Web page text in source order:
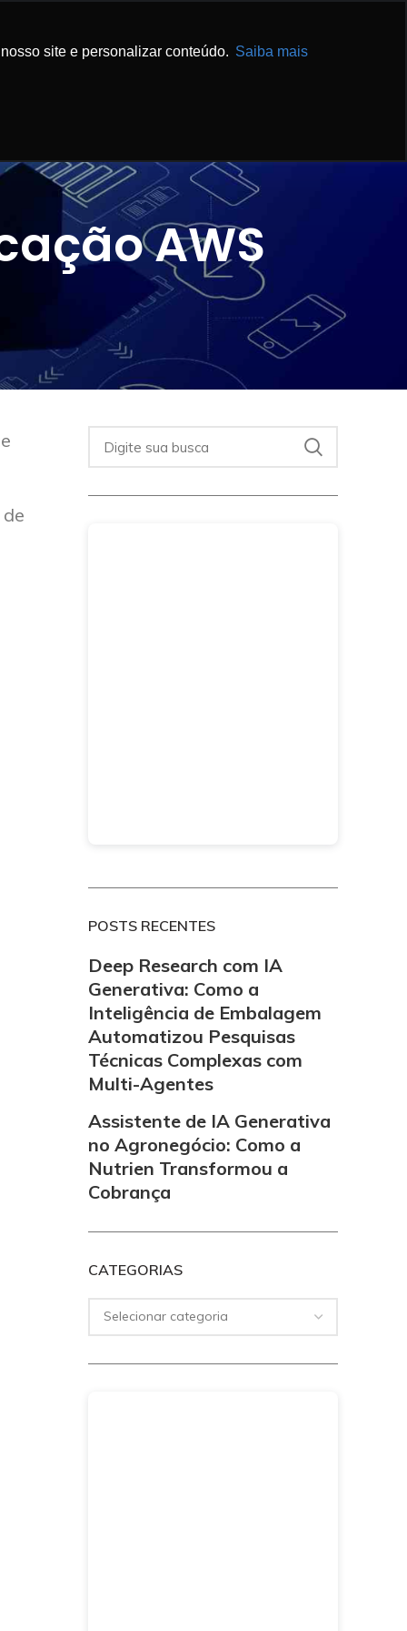
site e personalizar conteúdo. Saiba mais
AWS
POSTS RECENTES
Deep Research com IA
Generativa: Como a
Inteligência de Embalagem
Automatizou Pesquisas
Técnicas Complexas com
Multi-Agentes
Assistente de IA Generativa
no Agronegócio: Como a
Nutrien Transformou a
Cobrança
CATEGORIAS